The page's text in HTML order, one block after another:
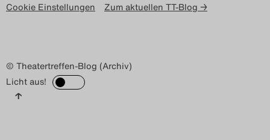
Cookie Einstellungen
Zum aktuellen TT-Blog →
© Theatertreffen-Blog (Archiv)
Licht aus!
↑